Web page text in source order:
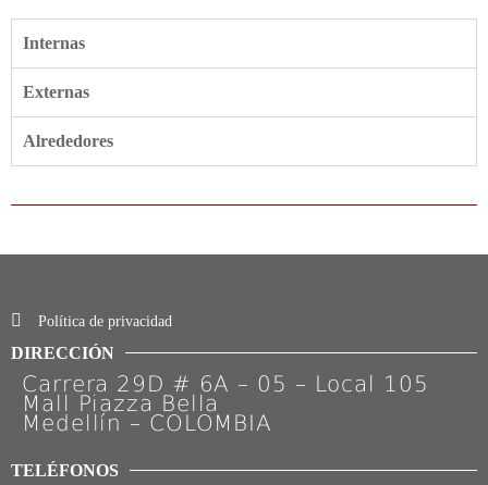
Internas
Externas
Alrededores
Política de privacidad
DIRECCIÓN
Carrera 29D # 6A – 05 – Local 105
Mall Piazza Bella
Medellín – COLOMBIA
TELÉFONOS